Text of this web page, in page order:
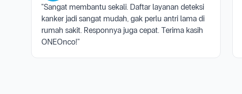
"Sangat membantu sekali. Daftar layanan deteksi
kanker jadi sangat mudah, gak perlu antri lama di
rumah sakit. Responnya juga cepat. Terima kasih
ONEOnco!"